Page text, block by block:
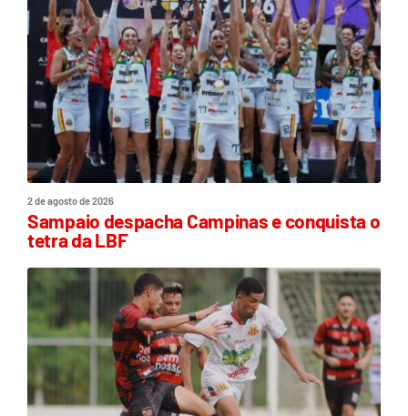
2 de agosto de 2026
Sampaio despacha Campinas e conquista o
tetra da LBF